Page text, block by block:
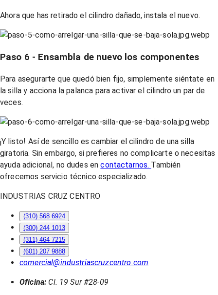
Ahora que has retirado el cilindro dañado, instala el nuevo.
Paso 6 - Ensambla de nuevo los componentes
Para asegurarte que quedó bien fijo, simplemente siéntate en
la silla y acciona la palanca para activar el cilindro un par de
veces.
¡Y listo! Así de sencillo es cambiar el cilindro de una silla
giratoria. Sin embargo, si prefieres no complicarte o necesitas
ayuda adicional, no dudes encontactarnos. También
ofrecemos servicio técnico especializado.
INDUSTRIAS CRUZ CENTRO
(310) 568 6924
(300) 244 1013
(311) 464 7215
(601) 207 9888
comercial@industriascruzcentro.com
Oficina: Cl. 19 Sur #28-09